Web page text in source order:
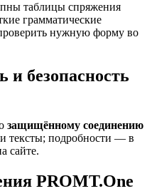
таблицы спряжения
грамматические
нужную форму во
и безопасность
защищённому соединению
тексты; подробности — в
сайте.
PROMT.One